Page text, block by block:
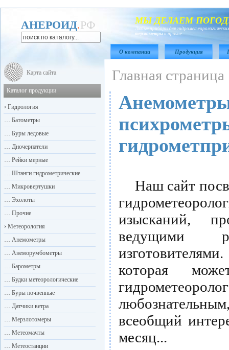
АНЕРОИД.РФ МЫ ДЕЛАЕМ
Любые приборы для
термометры и прочие
О компании Продукция
Главная страница
Наш сайт
изысканий,
ведущими
которая
всеобщий
месяц...
Карта сайта
Каталог продукции
› Гидрология
… Батометры
… Буры ледовые
… Дночерпатели
… Рейки мерные
… Штанги гидрометрические
… Микровертушки
… Эхолоты
… Прочие
› Метеорология
… Анемометры
… Анеморумбометры
… Барометры
… Будки метеорологические
… Буры почвенные
… Датчики ветра
… Мерзлотомеры
… Метеомачты
… Метеостанции